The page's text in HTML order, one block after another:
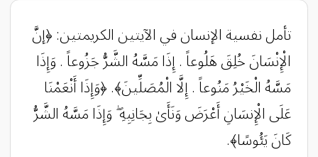
تأمل نفسية الإنسان في الآيتين الكريمتين: ‏﴿إنَّ
الْإِنْسَانَ خُلِقَ هَلُوعاً . إِذَا مَسَّهُ الشَّرُّ جَزُوعاً . وَإِذَا
مَسَّهُ الْخَيْرُ مَنُوعاً . إِلَّا الْمُصَلِّينَ﴾. ‏﴿وَإِذَا أَنْعَمْنَا
عَلَى الْإِنسَانِ أَعْرَضَ وَنَأَىٰ بِجَانِبِهِ ۖ وَإِذَا مَسَّهُ الشَّرُّ
كَانَ يَئُوسًا﴾.